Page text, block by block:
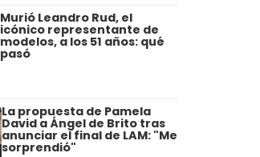
Murió Leandro Rud, el
icónico representante de
modelos, a los 51 años: qué
pasó
La propuesta de Pamela
David a Ángel de Brito tras
anunciar el final de LAM: "Me
sorprendió"